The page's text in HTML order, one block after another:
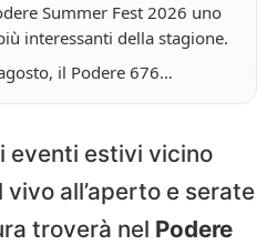
Summer Fest 2026 uno
interessanti della stagione.
il Podere 676…
eventi estivi vicino
all’aperto e serate
troverà nel Podere